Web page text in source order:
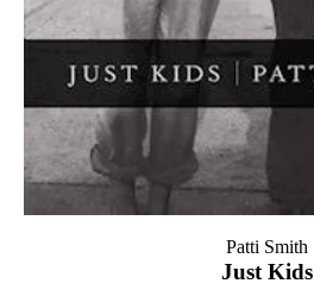
Just Kids
Patti Smith